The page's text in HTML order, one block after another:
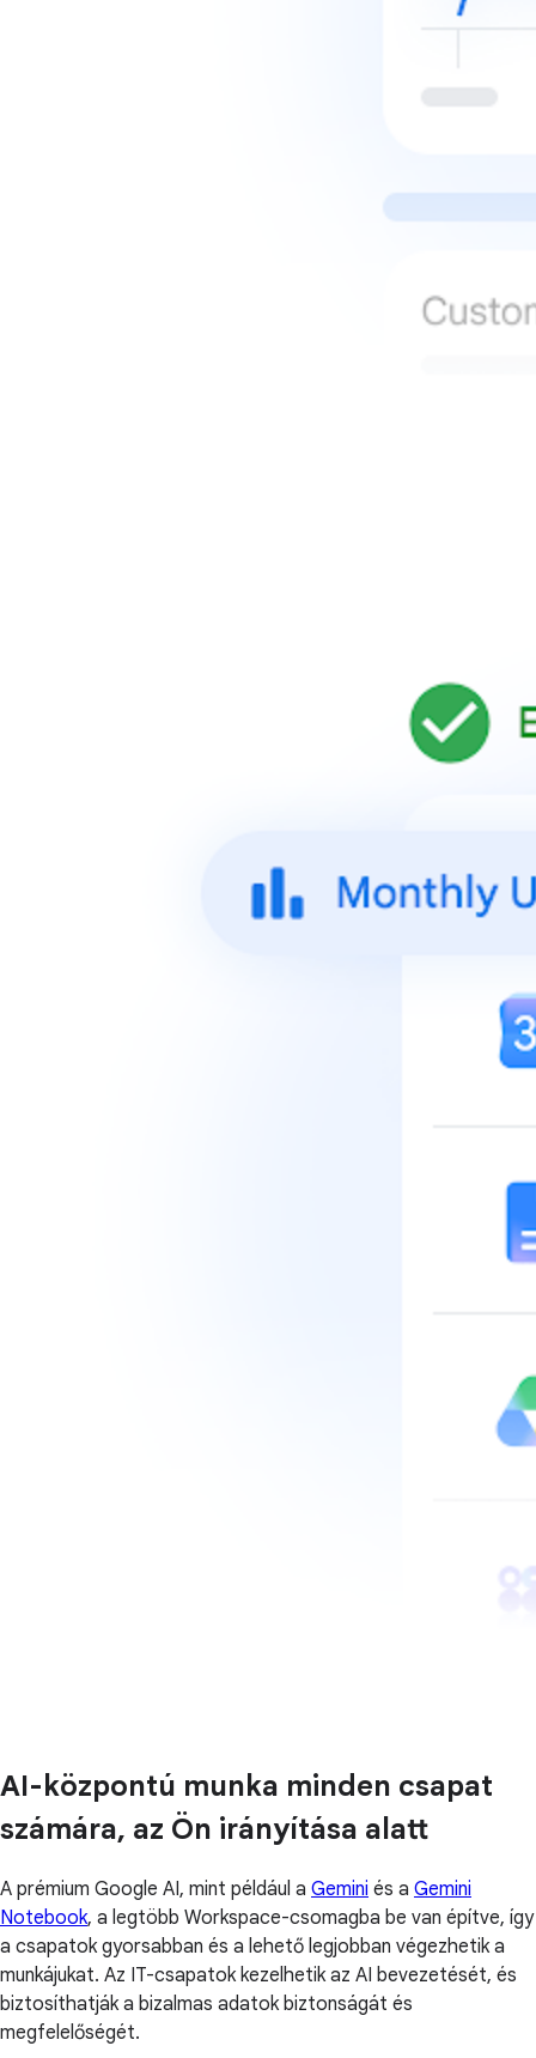
AI-központú munka minden csapat
számára, az Ön irányítása alatt
A prémium Google AI, mint például a Gemini és a Gemini
Notebook, a legtöbb Workspace-csomagba be van építve, így
a csapatok gyorsabban és a lehető legjobban végezhetik a
munkájukat. Az IT-csapatok kezelhetik az AI bevezetését, és
biztosíthatják a bizalmas adatok biztonságát és
megfelelőségét.